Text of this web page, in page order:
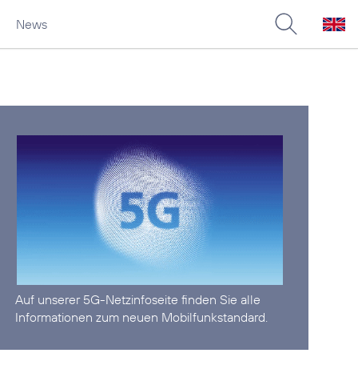
News
Auf unserer 5G-Netzinfoseite finden Sie alle
Informationen zum neuen Mobilfunkstandard.